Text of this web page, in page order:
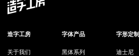
造字工房
关于我们
字体产品
黑体系列
字形定制
迪士尼